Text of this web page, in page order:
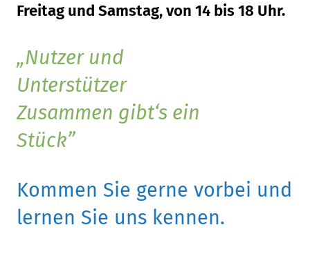
Freitag und Samstag, von 14 bis 18 Uhr.
Nutzer und
Unterstützer
Zusammen gibt‘s ein
Stück
Kommen Sie gerne vorbei und
lernen Sie uns kennen.